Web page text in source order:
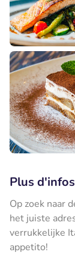
Plus d'infos
Op zoek naar
het juiste
verrukkelijke
appetito!